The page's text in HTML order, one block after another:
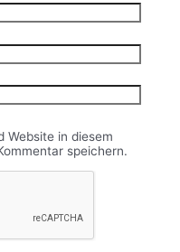
Website in diesem
speichern.